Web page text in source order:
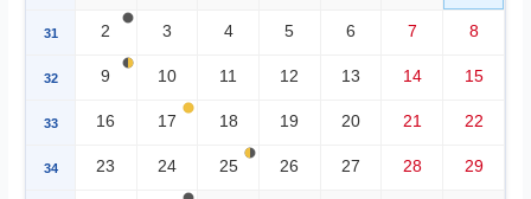
31 2 3 4 5 6 7 8
32 9 10 11 12 13 14 15
33 16 17 18 19 20 21 22
34 23 24 25 26 27 28 29